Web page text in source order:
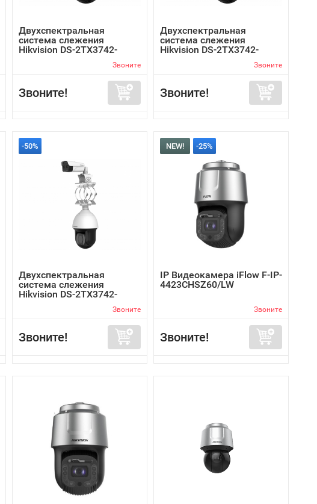
Двухспектральная
система слежения
Hikvision DS-2TX3742-
Звоните
Звоните!
Двухспектральная
система слежения
Hikvision DS-2TX3742-
Звоните
Звоните!
-50%
Двухспектральная
система слежения
Hikvision DS-2TX3742-
Звоните
Звоните!
NEW! -25%
IP Видеокамера iFlow F-IP-
4423CHSZ60/LW
Звоните
Звоните!